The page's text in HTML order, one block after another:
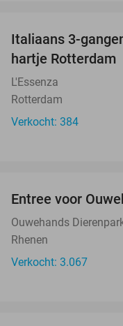
Italiaans 3-
hartje Rotterdam
L'Essenza
Rotterdam
Verkocht: 384
Entree voor
Ouwehands
Rhenen
Verkocht: 3.067